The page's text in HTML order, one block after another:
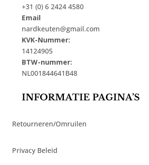
+31 (0) 6 2424 4580
Email
nardkeuten@gmail.com
KVK-Nummer:
14124905
BTW-nummer:
NL001844641B48
INFORMATIE PAGINA’S
Retourneren/Omruilen
Privacy Beleid